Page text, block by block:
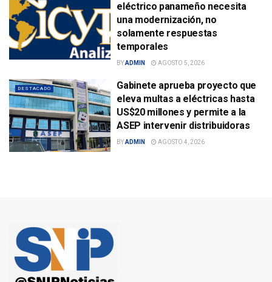
eléctrico panameño necesita
una modernización, no
solamente respuestas
temporales
BYADMIN AGOSTO 5, 2026
DESTACADO
Gabinete aprueba proyecto que
eleva multas a eléctricas hasta
US$20 millones y permite a la
ASEP intervenir distribuidoras
BYADMIN AGOSTO 4, 2026